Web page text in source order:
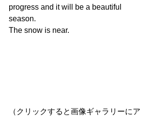
progress and it will be a beautiful
season.
The snow is near.
（クリックすると画像ギャラリーにア